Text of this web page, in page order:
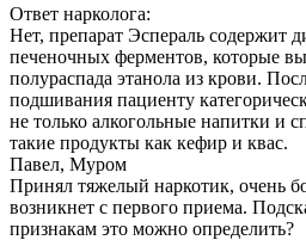
Ответ нарколога:
Нет, препарат Эспераль содержит
печеночных ферментов, которые
полураспада этанола из крови.
подшивания пациенту
не только алкогольные напитки и
такие продукты как кефир и квас.
Павел, Муром
Принял тяжелый наркотик, очень
возникнет с первого приема.
признакам это можно определить?